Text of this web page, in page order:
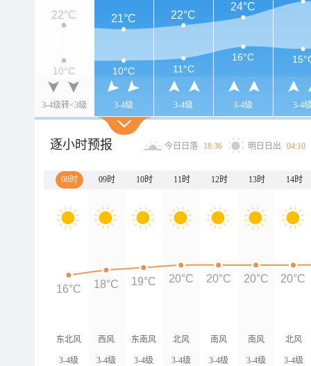
3-4级转<3级 3-4级 3-4级 3-4级 3-4
22°C 21°C 22°C
24°C
10°C 10°C 11°C
16°C
逐小时预报 今日日落 18:36 明日日出 04:10
08时 09时 10时 11时 12时 13时 14时
东北风
3-4级
西风
3-4级
东南风
3-4级
北风
3-4级
南风
3-4级
南风
3-4级
北风
3-4级
16°C 18°C 19°C 20°C 20°C 20°C 20°C